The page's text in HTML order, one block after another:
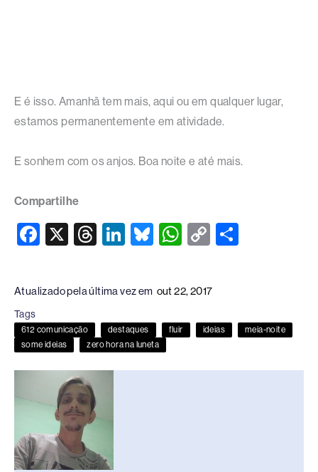
E é isso. Amanhã tem mais, aqui ou em qualquer lugar,
estamos permanentemente em atividade.
E sonhem com os anjos. Boa noite e até mais.
Compartilhe
F
e
b
o
o
X
T
a
d
s
Li
e
dI
n
Bl
sk
y
W
s
A
p
C
Li
k
Atualizado pela última vez em out 22, 2017
Tags
612 comunicação destaques fluir ideias
meia-noite
some ideias
zero hora na luneta